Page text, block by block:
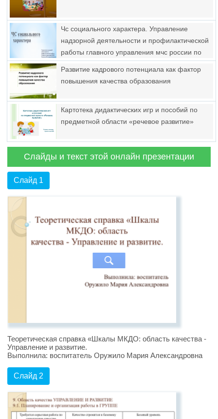
Чс социального характера. Управление
надзорной деятельности и профилактической
работы главного управления мчс россии по
Развитие кадрового потенциала как фактор
повышения качества образования
Картотека дидактических игр и пособий по
предметной области «речевое развитие»
Слайды и текст этой онлайн презентации
Слайд 1
Теоретическая справка «Шкалы МКДО: область качества -
Управление и развитие.
Выполнила: воспитатель Оружило Мария Александровна
Слайд 2